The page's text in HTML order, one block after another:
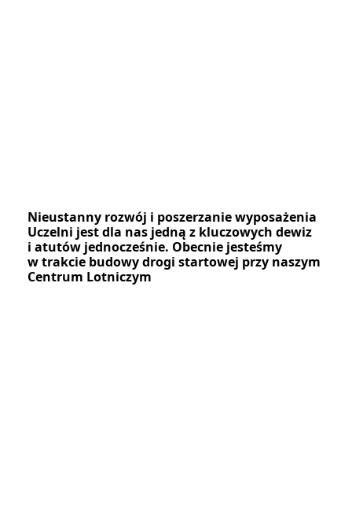
Nieustanny rozwój i poszerzanie wyposażenia
Uczelni jest dla nas jedną z kluczowych dewiz
i atutów jednocześnie. Obecnie jesteśmy
w trakcie budowy drogi startowej przy naszym
Centrum Lotniczym